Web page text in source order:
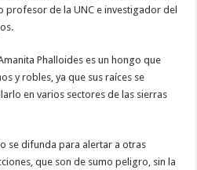
profesor de la UNC e investigador del
Phalloides es un hongo que
y robles, ya que sus raíces se
en varios sectores de las sierras
se difunda para alertar a otras
que son de sumo peligro, sin la